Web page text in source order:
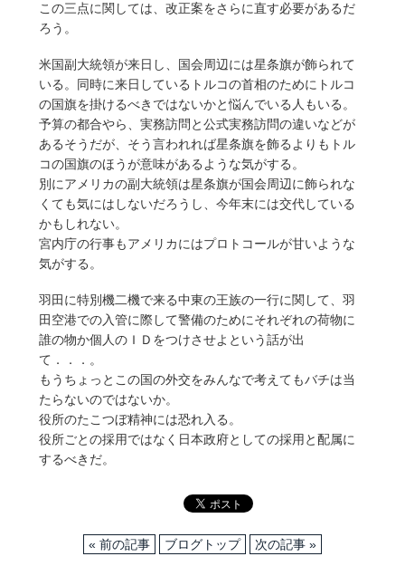
この三点に関しては、改正案をさらに直す必要があるだ
ろう。
米国副大統領が来日し、国会周辺には星条旗が飾られて
いる。同時に来日しているトルコの首相のためにトルコ
の国旗を掛けるべきではないかと悩んでいる人もいる。
予算の都合やら、実務訪問と公式実務訪問の違いなどが
あるそうだが、そう言われれば星条旗を飾るよりもトル
コの国旗のほうが意味があるような気がする。
別にアメリカの副大統領は星条旗が国会周辺に飾られな
くても気にはしないだろうし、今年末には交代している
かもしれない。
宮内庁の行事もアメリカにはプロトコールが甘いような
気がする。
羽田に特別機二機で来る中東の王族の一行に関して、羽
田空港での入管に際して警備のためにそれぞれの荷物に
誰の物か個人のＩＤをつけさせよという話が出
て．．．。
もうちょっとこの国の外交をみんなで考えてもバチは当
たらないのではないか。
役所のたこつぼ精神には恐れ入る。
役所ごとの採用ではなく日本政府としての採用と配属に
するべきだ。
« 前の記事 ブログトップ 次の記事 »